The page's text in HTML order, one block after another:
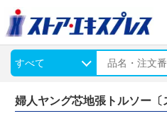
婦人ヤング芯地張トルソー〔